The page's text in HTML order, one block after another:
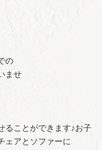
の
ませ
ることができます♪お子
ェアとソファーに